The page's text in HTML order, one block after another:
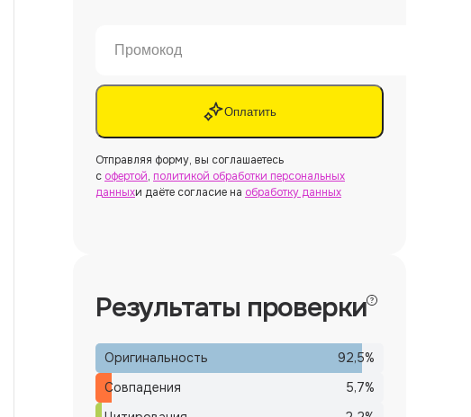
Оплатить
Отправляя форму, вы соглашаетесь
с офертой, политикой обработки персональных
данныхи даёте согласие на обработку данных
Результаты проверки
Оригинальность 92,5%
Совпадения
5,7%